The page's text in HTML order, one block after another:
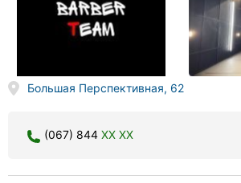
Большая Перспективная, 62
(067) 844 XX XX